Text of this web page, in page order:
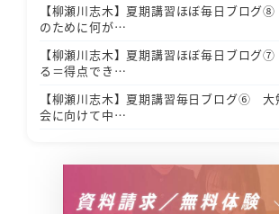
【柳瀬川志木】夏期講習ほぼ毎日ブロ
のために何が…
【柳瀬川志木】夏期講習ほぼ毎日ブログ
る＝得点でき…
【柳瀬川志木】夏期講習毎日ブログ⑥ 大
会に向けて中…